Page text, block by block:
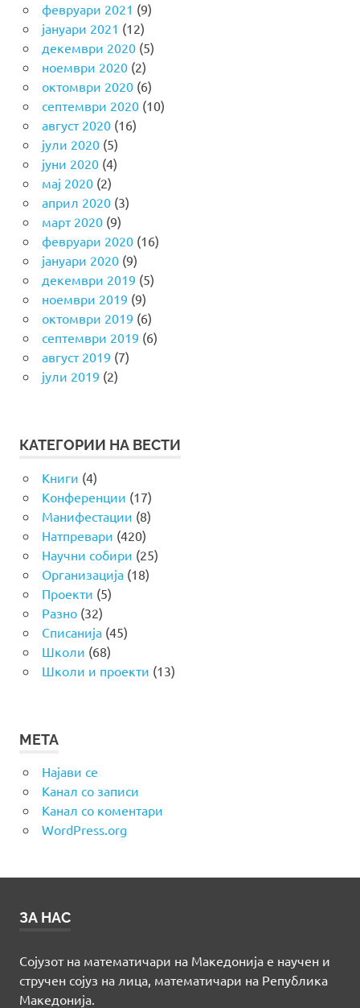
февруари 2021 (9)
јануари 2021 (12)
декември 2020(5)
ноември 2020(2)
октомври 2020(6)
септември 2020(10)
август 2020(16)
јули 2020(5)
јуни 2020(4)
мај 2020(2)
април 2020(3)
март 2020(9)
февруари 2020(16)
јануари 2020(9)
декември 2019 (5)
ноември 2019 (9)
октомври 2019 (6)
септември 2019 (6)
август 2019 (7)
јули 2019 (2)
КАТЕГОРИИ НА ВЕСТИ
Книги (4)
Конференции (17)
Манифестации (8)
Натпревари (420)
Научни собири (25)
Организација(18)
Проекти (5)
Разно(32)
Списанија(45)
Школи (68)
Школи и проекти (13)
МЕТА
Најави се
Канал со записи
Канал со коментари
WordPress.org
ЗА НАС
Сојузот на математичари на Македонија е научен и
стручен сојуз на лица, математичари на Република
Македонија.